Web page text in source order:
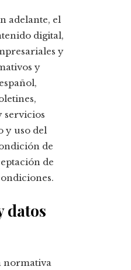
adelante, el
digital,
y
y
servicios
y uso del
de
de
datos
normativa